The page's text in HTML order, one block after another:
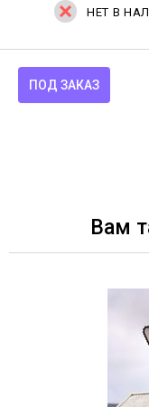
НЕТ В
ПОД ЗАКАЗ
Вам